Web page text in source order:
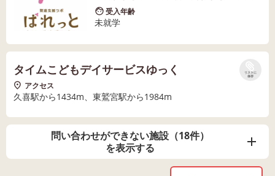
受入年齢
未就学
リストに
保存
タイムこどもデイサービスゆっく
アクセス
久喜駅から1434m、東鷲宮駅から1984m
問い合わせができない施設（18件）
を表示する